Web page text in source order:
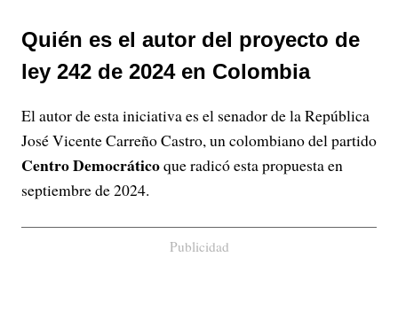
Quién es el autor del proyecto de
ley 242 de 2024 en Colombia
El autor de esta iniciativa es el senador de la República
José Vicente Carreño Castro, un colombiano del partido
Centro Democráticoque radicó esta propuesta en
septiembre de 2024.
Publicidad